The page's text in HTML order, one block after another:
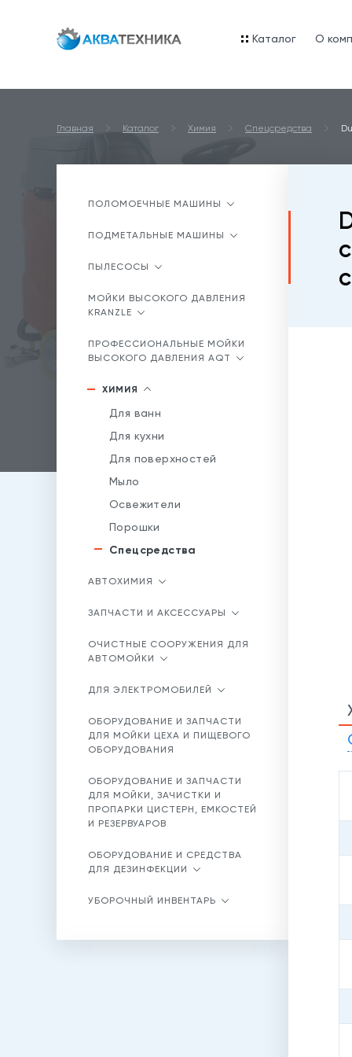
Каталог O
Главная Каталог Химия Спецсредства
ПОЛОМОЕЧНЫЕ МАШИНЫ
ПОДМЕТАЛЬНЫЕ МАШИНЫ
ПЫЛЕСОСЫ
МОЙКИ ВЫСОКОГО ДАВЛЕНИЯ
KRANZLE
ПРОФЕССИОНАЛЬНЫЕ МОЙКИ
ВЫСОКОГО ДАВЛЕНИЯ AQT
ХИМИЯ
Для ванн
Для кухни
Для поверхностей
Мыло
Освежители
Порошки
Спецсредства
АВТОХИМИЯ
ЗАПЧАСТИ И АКСЕССУАРЫ
ОЧИСТНЫЕ СООРУЖЕНИЯ ДЛЯ
АВТОМОЙКИ
ДЛЯ ЭЛЕКТРОМОБИЛЕЙ
ОБОРУДОВАНИЕ И ЗАПЧАСТИ
ДЛЯ МОЙКИ ЦЕХА И ПИЩЕВОГО
ОБОРУДОВАНИЯ
ОБОРУДОВАНИЕ И ЗАПЧАСТИ
ДЛЯ МОЙКИ, ЗАЧИСТКИ И
ПРОПАРКИ ЦИСТЕРН, ЕМКОСТЕЙ
И РЕЗЕРВУАРОВ
ОБОРУДОВАНИЕ И СРЕДСТВА
ДЛЯ ДЕЗИНФЕКЦИИ
УБОРОЧНЫЙ ИНВЕНТАРЬ